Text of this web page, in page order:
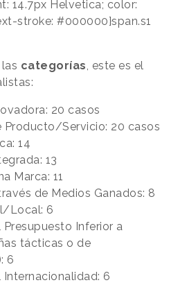
14.7px Helvetica; color:
stroke: #000000}span.s1
categorías, este es el
20 casos
Producto/Servicio: 20 casos
14
13
Marca: 11
de Medios Ganados: 8
Local: 6
Inferior a
tácticas o de
6
6